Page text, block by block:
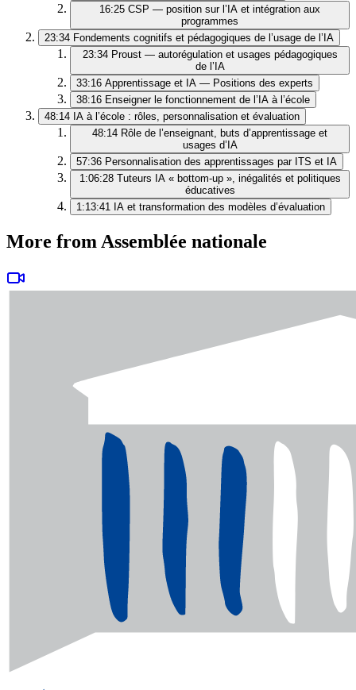
16:25 CSP — position sur l’IA et intégration aux
programmes
23:34 Fondements cognitifs et pédagogiques de l’usage de l’IA
23:34 Proust — autorégulation et usages pédagogiques
de l’IA
33:16 Apprentissage et IA — Positions des experts
38:16 Enseigner le fonctionnement de l’IA à l’école
48:14 IA à l’école : rôles, personnalisation et évaluation
48:14 Rôle de l’enseignant, buts d’apprentissage et
usages d’IA
57:36 Personnalisation des apprentissages par ITS et IA
1:06:28 Tuteurs IA « bottom‑up », inégalités et politiques
éducatives
1:13:41 IA et transformation des modèles d’évaluation
More from Assemblée nationale